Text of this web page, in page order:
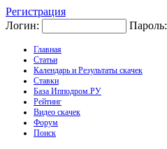
Регистрация
Логин:
Пароль:
Главная
Статьи
Календарь и Результаты скачек
Ставки
База Ипподром.РУ
Рейтинг
Видео скачек
Форум
Поиск